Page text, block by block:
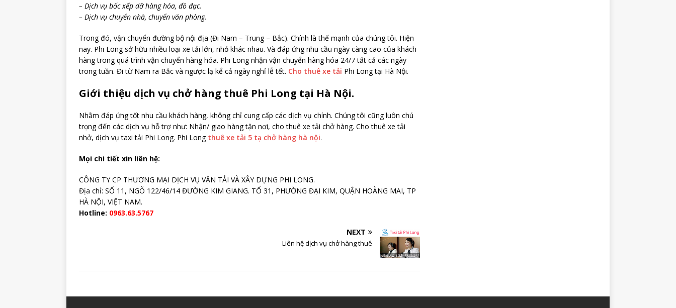
– Dịch vụ bốc xếp dỡ hàng hóa, đồ đạc.
– Dịch vụ chuyển nhà, chuyển văn phòng.
Trong đó, vận chuyển đường bộ nội địa (Đi Nam – Trung – Bắc). Chính là thế mạnh của chúng tôi. Hiện
nay. Phi Long sở hữu nhiều loại xe tải lớn, nhỏ khác nhau. Và đáp ứng nhu cầu ngày càng cao của khách
hàng trong quá trình vận chuyển hàng hóa. Phi Long nhận vận chuyển hàng hóa 24/7 tất cả các ngày
trong tuần. Đi từ Nam ra Bắc và ngược lạ kể cả ngày nghỉ lễ tết. Cho thuê xe tải Phi Long tại Hà Nội.
Giới thiệu dịch vụ chở hàng thuê Phi Long tại Hà Nội.
Nhằm đáp ứng tốt nhu cầu khách hàng, không chỉ cung cấp các dịch vụ chính. Chúng tôi cũng luôn chú
trọng đến các dịch vụ hỗ trợ như: Nhận/ giao hàng tận nơi, cho thuê xe tải chở hàng. Cho thuê xe tải
nhở, dịch vụ taxi tải Phi Long. Phi Long thuê xe tải 5 tạ chở hàng hà nội.
Mọi chi tiết xin liên hệ:
CÔNG TY CP THƯƠNG MẠI DỊCH VỤ VẬN TẢI VÀ XÂY DỰNG PHI LONG.
Địa chỉ: SỐ 11, NGÕ 122/46/14 ĐƯỜNG KIM GIANG. TỔ 31, PHƯỜNG ĐẠI KIM, QUẬN HOÀNG MAI, TP
HÀ NỘI, VIỆT NAM.
Hotline: 0963.63.5767
NEXT
Liên hệ dịch vụ chở hàng thuê